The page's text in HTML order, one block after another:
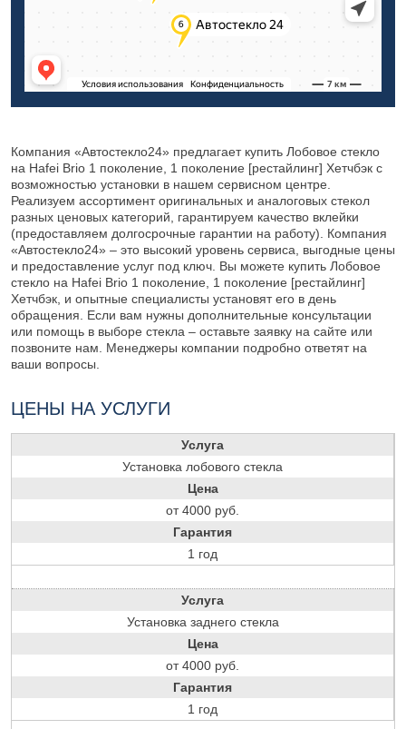
Компания «Автостекло24» предлагает купить Лобовое стекло
на Hafei Brio 1 поколение, 1 поколение [рестайлинг] Хетчбэк с
возможностью установки в нашем сервисном центре.
Реализуем ассортимент оригинальных и аналоговых стекол
разных ценовых категорий, гарантируем качество вклейки
(предоставляем долгосрочные гарантии на работу). Компания
«Автостекло24» – это высокий уровень сервиса, выгодные цены
и предоставление услуг под ключ. Вы можете купить Лобовое
стекло на Hafei Brio 1 поколение, 1 поколение [рестайлинг]
Хетчбэк, и опытные специалисты установят его в день
обращения. Если вам нужны дополнительные консультации
или помощь в выборе стекла – оставьте заявку на сайте или
позвоните нам. Менеджеры компании подробно ответят на
ваши вопросы.
ЦЕНЫ НА УСЛУГИ
Услуга
Установка лобового стекла
Цена
от 4000 руб.
Гарантия
1 год
Услуга
Установка заднего стекла
Цена
от 4000 руб.
Гарантия
1 год